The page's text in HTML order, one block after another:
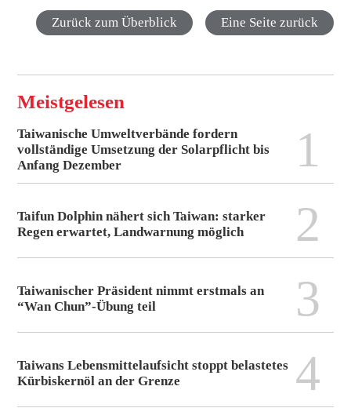
Zurück zum Überblick Eine Seite zurück
Meistgelesen
Taiwanische Umweltverbände fordern
vollständige Umsetzung der Solarpflicht bis
Anfang Dezember
1
Taifun Dolphin nähert sich Taiwan: starker
Regen erwartet, Landwarnung möglich
2
Taiwanischer Präsident nimmt erstmals an
“Wan Chun”-Übung teil
3
Taiwans Lebensmittelaufsicht stoppt belastetes
Kürbiskernöl an der Grenze
4